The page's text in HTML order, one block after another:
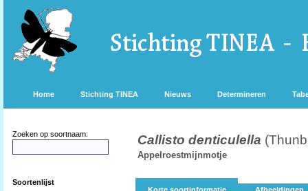
Home Stichting TINEA Nieuws Determineren
Zoeken op soortnaam:
Soortenlijst
Callisto denticulella
Appelroestmijnmotje